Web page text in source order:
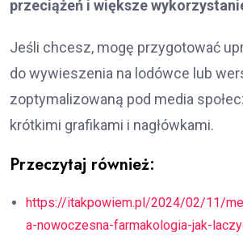
przeciążeń i większe
Jeśli chcesz, mogę przygotować
do wywieszenia na lodówce lub
zoptymalizowaną pod media
krótkimi grafikami i nagłówkami.
Przeczytaj również:
https://itakpowiem.pl/2024/02/11/
a-nowoczesna-farmakologia-jak-